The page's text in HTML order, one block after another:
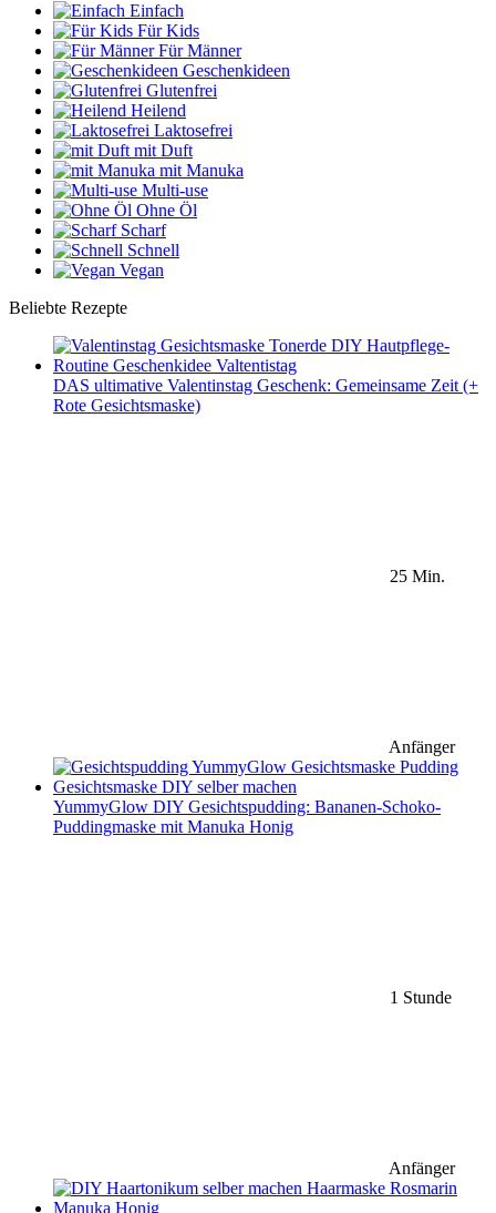
Einfach
Für Kids
Für Männer
Geschenkideen
Glutenfrei
Heilend
Laktosefrei
mit Duft
mit Manuka
Multi-use
Ohne Öl
Scharf
Schnell
Vegan
Beliebte Rezepte
DAS ultimative Valentinstag Geschenk: Gemeinsame Zeit (+
Rote Gesichtsmaske)
25 Min.
Anfänger
YummyGlow DIY Gesichtspudding: Bananen-Schoko-
Puddingmaske mit Manuka Honig
1 Stunde
Anfänger